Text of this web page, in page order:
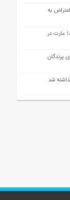
به
مارت در
پرندگان
شد